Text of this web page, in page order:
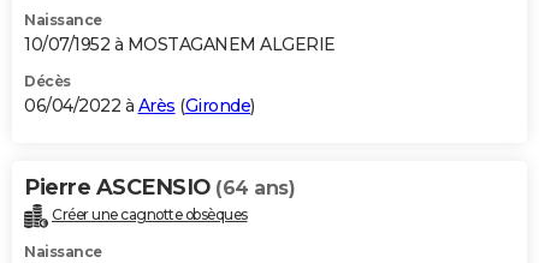
Naissance
10/07/1952 à MOSTAGANEM ALGERIE
Décès
06/04/2022 à Arès (Gironde)
Pierre ASCENSIO (64 ans)
Créer une cagnotte obsèques
Naissance